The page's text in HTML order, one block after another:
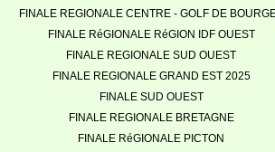
FINALE REGIONALE CENTRE - GOLF DE
FINALE RéGIONALE RéGION IDF OUEST
FINALE REGIONALE SUD OUEST
FINALE REGIONALE GRAND EST 2025
FINALE SUD OUEST
FINALE REGIONALE BRETAGNE
FINALE RéGIONALE PICTON